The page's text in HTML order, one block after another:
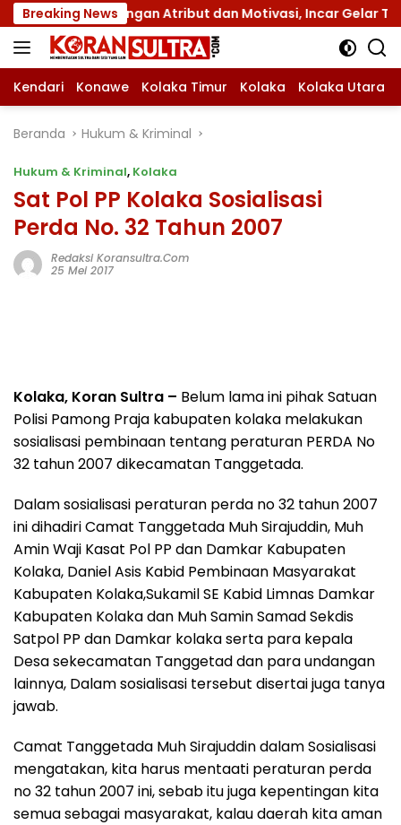
Langsung
ke
konten
Breaking News
XII dengan Atribut dan Motivasi, Incar Gelar Terbaik di
Kendari Konawe Kolaka Timur Kolaka Kolaka Utara
Beranda Hukum & Kriminal
Hukum & Kriminal, Kolaka
Sat Pol PP Kolaka Sosialisasi
Perda No. 32 Tahun 2007
Redaksi Koransultra.com
25 Mei 2017
Kolaka, Koran Sultra – Belum lama ini pihak Satuan
Polisi Pamong Praja kabupaten kolaka melakukan
sosialisasi pembinaan tentang peraturan PERDA No
32 tahun 2007 dikecamatan Tanggetada.
Dalam sosialisasi peraturan perda no 32 tahun 2007
ini dihadiri Camat Tanggetada Muh Sirajuddin, Muh
Amin Waji Kasat Pol PP dan Damkar Kabupaten
Kolaka, Daniel Asis Kabid Pembinaan Masyarakat
Kabupaten Kolaka,Sukamil SE Kabid Limnas Damkar
Kabupaten Kolaka dan Muh Samin Samad Sekdis
Satpol PP dan Damkar kolaka serta para kepala
Desa sekecamatan Tanggetad dan para undangan
lainnya, Dalam sosialisasi tersebut disertai juga tanya
jawab.
Camat Tanggetada Muh Sirajuddin dalam Sosialisasi
mengatakan, kita harus mentaati peraturan perda
no 32 tahun 2007 ini, sebab itu juga kepentingan kita
semua sebagai masyarakat, kalau daerah kita aman